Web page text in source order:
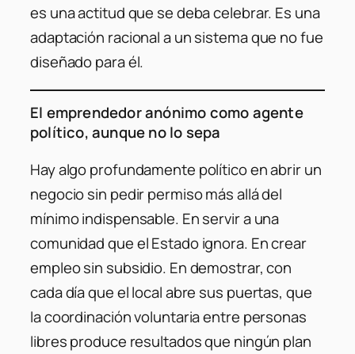
es una actitud que se deba celebrar. Es una
adaptación racional a un sistema que no fue
diseñado para él.
El emprendedor anónimo como agente
político, aunque no lo sepa
Hay algo profundamente político en abrir un
negocio sin pedir permiso más allá del
mínimo indispensable. En servir a una
comunidad que el Estado ignora. En crear
empleo sin subsidio. En demostrar, con
cada día que el local abre sus puertas, que
la coordinación voluntaria entre personas
libres produce resultados que ningún plan